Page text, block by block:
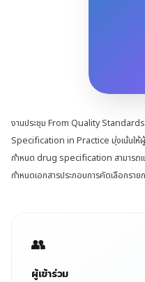
งานประชุม From Quality
Specification in Practice มุ่งเน้นให้ผู้
กำหนด drug specification สามารถแ
กำหนดเอกสารประกอบการคัดเลือกราย
👥
ผู้เข้าร่วม